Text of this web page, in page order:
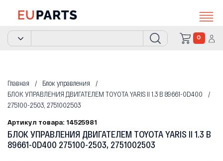
0
Главная
Блок управления
БЛОК УПРАВЛЕНИЯ ДВИГАТЕЛЕМ TOYOTA YARIS II 1.3 B 89661-0D400
275100-2503, 2751002503
Артикул товара: 14525981
БЛОК УПРАВЛЕНИЯ ДВИГАТЕЛЕМ TOYOTA YARIS II 1.3 B
89661-0D400 275100-2503, 2751002503